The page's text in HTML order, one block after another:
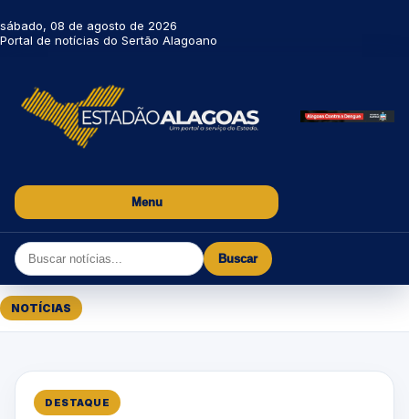
sábado, 08 de agosto de 2026
Portal de notícias do Sertão Alagoano
Menu
Buscar
NOTÍCIAS
DESTAQUE